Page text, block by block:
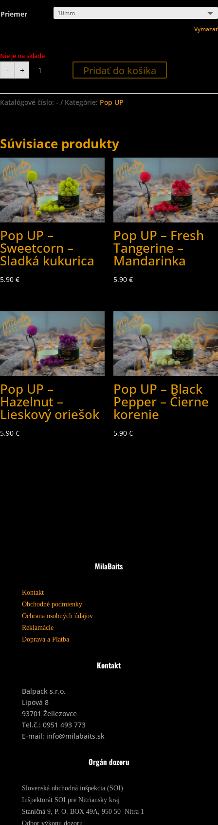
Priemer
Vymazať
Nie je na sklade
-
množstvo
Pop
UP
ML
Cocktail
-
+ Pridať do košíka
Katalógové číslo: - Kategórie: Pop UP
Súvisiace produkty
Pop UP –
Sweetcorn –
Sladká kukurica
5.90 €
Pop UP – Fresh
Tangerine –
Mandarinka
5.90 €
Pop UP –
Hazelnut –
Lieskový oriešok
5.90 €
Pop UP – Black
Pepper – Čierne
korenie
5.90 €
MilaBaits
Kontakt
Obchodné podmienky
Ochrana osobných údajov
Reklamácie
Doprava a Platba
Kontakt
Balpack s.r.o.
Lipová 8
93701 Želiezovce
Tel.č.: 0951 493 773
E-mail: info@milabaits.sk
Orgán dozoru
Slovenská obchodná inšpekcia (SOI)
Inšpektorát SOI pre Nitriansky kraj
Staničná 9, P. O. BOX 49A, 950 50 Nitra 1
Odbor výkonu dozoru